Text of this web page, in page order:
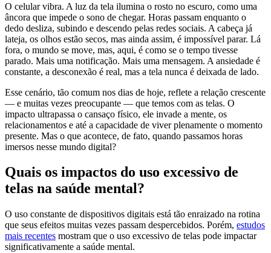
O celular vibra. A luz da tela ilumina o rosto no escuro, como uma
âncora que impede o sono de chegar. Horas passam enquanto o
dedo desliza, subindo e descendo pelas redes sociais. A cabeça já
lateja, os olhos estão secos, mas ainda assim, é impossível parar. Lá
fora, o mundo se move, mas, aqui, é como se o tempo tivesse
parado. Mais uma notificação. Mais uma mensagem. A ansiedade é
constante, a desconexão é real, mas a tela nunca é deixada de lado.
Esse cenário, tão comum nos dias de hoje, reflete a relação crescente
— e muitas vezes preocupante — que temos com as telas. O
impacto ultrapassa o cansaço físico, ele invade a mente, os
relacionamentos e até a capacidade de viver plenamente o momento
presente. Mas o que acontece, de fato, quando passamos horas
imersos nesse mundo digital?
Quais os impactos do uso excessivo de
telas na saúde mental?
O uso constante de dispositivos digitais está tão enraizado na rotina
que seus efeitos muitas vezes passam despercebidos. Porém, estudos
mais recentes mostram que o uso excessivo de telas pode impactar
significativamente a saúde mental.